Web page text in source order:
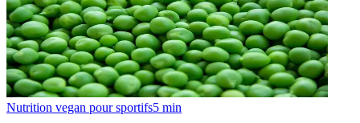
Nutrition vegan pour sportifs5 min